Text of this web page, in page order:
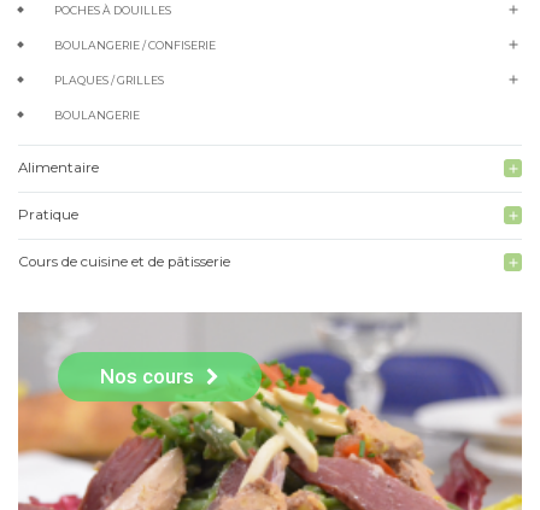
POCHES À DOUILLES add
BOULANGERIE / CONFISERIE add
PLAQUES / GRILLES add
BOULANGERIE
Alimentaire add
Pratique add
Cours de cuisine et de pâtisserie add
Nos cours